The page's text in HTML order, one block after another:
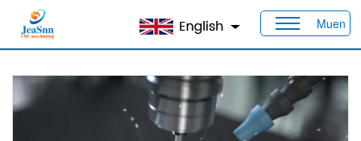
Muen
Maison Capacités> Usinage CNC